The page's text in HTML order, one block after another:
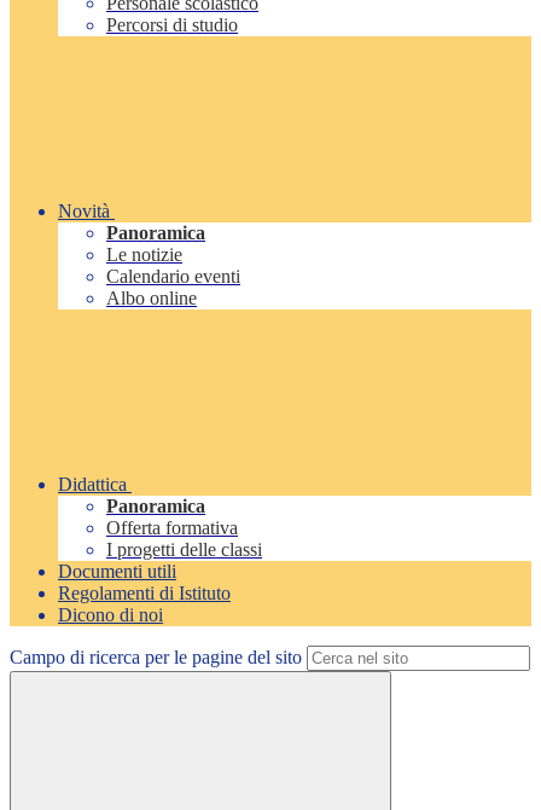
Percorsi di studio
Novità
Panoramica
Le notizie
Calendario eventi
Albo online
Didattica
Panoramica
Offerta formativa
I progetti delle classi
Documenti utili
Regolamenti di Istituto
Dicono di noi
Campo di ricerca per le pagine del sito